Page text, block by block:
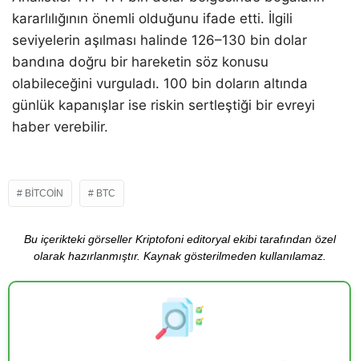
kararlılığının önemli olduğunu ifade etti. İlgili
seviyelerin aşılması halinde 126–130 bin dolar
bandına doğru bir hareketin söz konusu
olabileceğini vurguladı. 100 bin doların altında
günlük kapanışlar ise riskin sertleştiği bir evreyi
haber verebilir.
BITCOIN BTC
Bu içerikteki görseller Kriptofoni editoryal ekibi tarafından özel
olarak hazırlanmıştır. Kaynak gösterilmeden kullanılamaz.